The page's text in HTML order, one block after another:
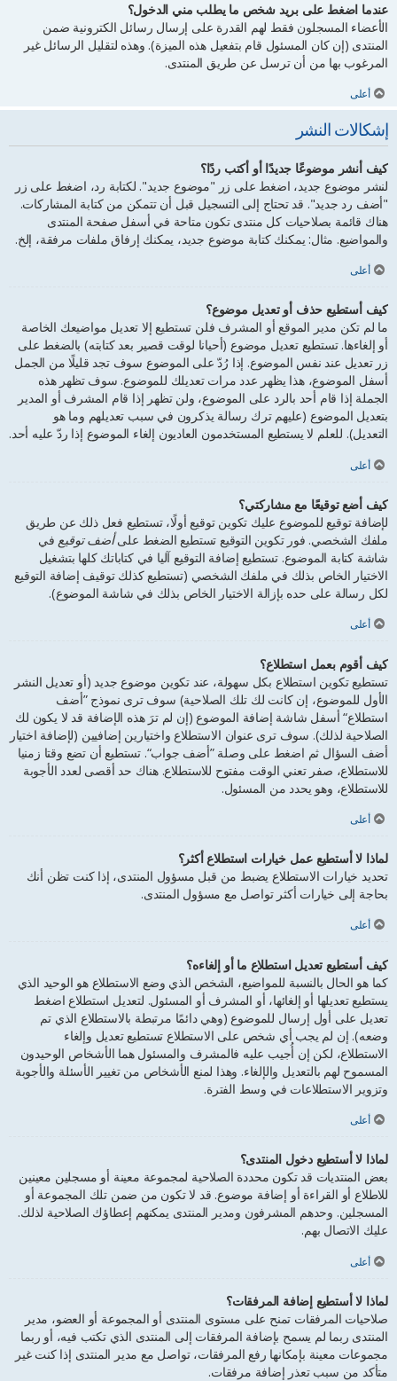
عندما اضغط على بريد شخص ما يطلب مني الدخول؟
الأعضاء المسجلون فقط لهم القدرة على إرسال رسائل الكترونية ضمن
المنتدى (إن كان المسئول قام بتفعيل هذه الميزة). وهذه لتقليل الرسائل غير
المرغوب بها من أن ترسل عن طريق المنتدى.
أعلى
إشكالات النشر
كيف أنشر موضوعًا جديدًا أو أكتب ردًا؟
لنشر موضوع جديد، اضغط على زر "موضوع جديد". لكتابة رد، اضغط على زر
"أضف رد جديد". قد تحتاج إلى التسجيل قبل أن تتمكن من كتابة المشاركات.
هناك قائمة بصلاحيات كل منتدى تكون متاحة في أسفل صفحة المنتدى
والمواضيع. مثال: يمكنك كتابة موضوع جديد، يمكنك إرفاق ملفات مرفقة، إلخ.
أعلى
كيف أستطيع حذف أو تعديل موضوع؟
ما لم تكن مدير الموقع أو المشرف فلن تستطيع إلا تعديل مواضيعك الخاصة
أو إلغاءها. تستطيع تعديل موضوع (أحيانا لوقت قصير بعد كتابته) بالضغط على
زر تعديل عند نفس الموضوع. إذا رُدّ على الموضوع سوف تجد قليلًا من الجمل
أسفل الموضوع، هذا يظهر عدد مرات تعديلك للموضوع. سوف تظهر هذه
الجملة إذا قام أحد بالرد على الموضوع، ولن تظهر إذا قام المشرف أو المدير
بتعديل الموضوع (عليهم ترك رسالة يذكرون في سبب تعديلهم وما هو
التعديل). للعلم لا يستطيع المستخدمون العاديون إلغاء الموضوع إذا ردّ عليه أحد.
أعلى
كيف أضع توقيعًا مع مشاركتي؟
لإضافة توقيع للموضوع عليك تكوين توقيع أولًا، تستطيع فعل ذلك عن طريق
ملفك الشخصي. فور تكوين التوقيع تستطيع الضغط علىأضف توقيع في
شاشة كتابة الموضوع. تستطيع إضافة التوقيع آليا في كتاباتك كلها بتشغيل
الاختيار الخاص بذلك في ملفك الشخصي (تستطيع كذلك توقيف إضافة التوقيع
لكل رسالة على حده بإزالة الاختيار الخاص بذلك في شاشة الموضوع).
أعلى
كيف أقوم بعمل استطلاع؟
تستطيع تكوين استطلاع بكل سهولة، عند تكوين موضوع جديد (أو تعديل النشر
الأول للموضوع، إن كانت لك تلك الصلاحية) سوف ترى نموذج ”أضف
استطلاع“ أسفل شاشة إضافة الموضوع (إن لم ترَ هذه الإضافة قد لا يكون لك
الصلاحية لذلك). سوف ترى عنوان الاستطلاع واختيارين إضافيين (لإضافة اختيار
أضف السؤال ثم اضغط على وصلة ”أضف جواب“. تستطيع أن تضع وقتا زمنيا
للاستطلاع، صفر تعني الوقت مفتوح للاستطلاع. هناك حد أقصى لعدد الأجوبة
للاستطلاع، وهو يحدد من المسئول.
أعلى
لماذا لا أستطيع عمل خيارات استطلاع أكثر؟
تحديد خيارات الاستطلاع يضبط من قبل مسؤول المنتدى، إذا كنت تظن أنك
بحاجة إلى خيارات أكثر تواصل مع مسؤول المنتدى.
أعلى
كيف أستطيع تعديل استطلاع ما أو إلغاءه؟
كما هو الحال بالنسبة للمواضيع، الشخص الذي وضع الاستطلاع هو الوحيد الذي
يستطيع تعديلها أو إلغائها، أو المشرف أو المسئول. لتعديل استطلاع اضغط
تعديل على أول إرسال للموضوع (وهي دائمًا مرتبطة بالاستطلاع الذي تم
وضعه). إن لم يجب أي شخص على الاستطلاع تستطيع تعديل وإلغاء
الاستطلاع، لكن إن أُجيب عليه فالمشرف والمسئول هما الأشخاص الوحيدون
المسموح لهم بالتعديل والإلغاء. وهذا لمنع الأشخاص من تغيير الأسئلة والأجوبة
وتزوير الاستطلاعات في وسط الفترة.
أعلى
لماذا لا أستطيع دخول المنتدى؟
بعض المنتديات قد تكون محددة الصلاحية لمجموعة معينة أو مسجلين معينين
للاطلاع أو القراءة أو إضافة موضوع. قد لا تكون من ضمن تلك المجموعة أو
المسجلين. وحدهم المشرفون ومدير المنتدى يمكنهم إعطاؤك الصلاحية لذلك.
عليك الاتصال بهم.
أعلى
لماذا لا أستطيع إضافة المرفقات؟
صلاحيات المرفقات تمنح على مستوى المنتدى أو المجموعة أو العضو، مدير
المنتدى ربما لم يسمح بإضافة المرفقات إلى المنتدى الذي تكتب فيه، أو ربما
مجموعات معينة بإمكانها رفع المرفقات، تواصل مع مدير المنتدى إذا كنت غير
متأكد من سبب تعذر إضافة مرفقات.